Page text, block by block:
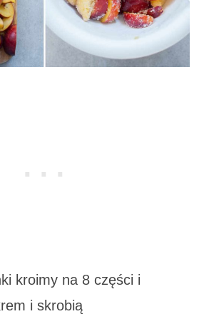
kroimy na 8 części i
i skrobią